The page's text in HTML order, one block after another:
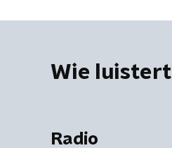
Wie luistert
Radio